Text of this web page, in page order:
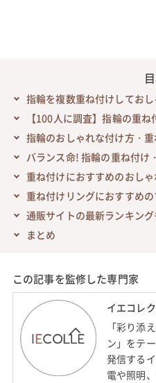
指輪を複数重ね付けしてお
【100人に調査】指輪の重ね
指輪のおしゃれな付け方・
バランス命! 指輪の重ね付け
重ね付けにおすすめのおし
重ね付けリングにおすすめ
通販サイトの最新ランキン
まとめ
この記事を監修した専門家
イエコレ
「彩り添
ン」をテ
発信する
電や照明